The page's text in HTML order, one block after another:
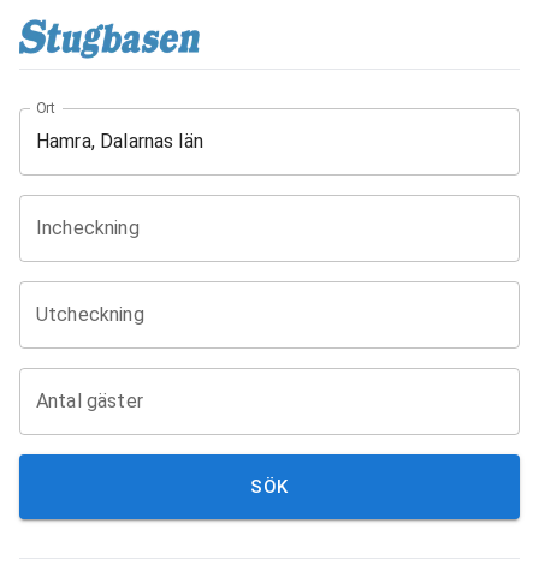
Ort
Incheckning
Utcheckning
Antal gäster
SÖK